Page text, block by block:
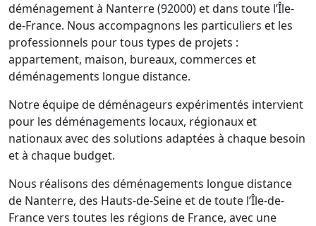
déménagement à Nanterre (92000) et dans toute l’Île-
de-France. Nous accompagnons les particuliers et les
professionnels pour tous types de projets :
appartement, maison, bureaux, commerces et
déménagements longue distance.
Notre équipe de déménageurs expérimentés intervient
pour les déménagements locaux, régionaux et
nationaux avec des solutions adaptées à chaque besoin
et à chaque budget.
Nous réalisons des déménagements longue distance
de Nanterre, des Hauts-de-Seine et de toute l’Île-de-
France vers toutes les régions de France, avec une